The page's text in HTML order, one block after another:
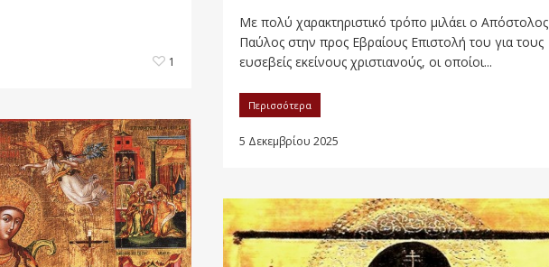
1
Με πολύ χαρακτηριστικό τρόπο μιλάει ο Απόστολος
Παύλος στην προς Εβραίους Επιστολή του για τους
ευσεβείς εκείνους χριστιανούς, οι οποίοι...
Περισσότερα
5 Δεκεμβρίου 2025